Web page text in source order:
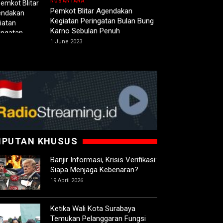
Pemkot Blitar Agendakan
Kegiatan Peringatan Bulan Bung
Karno Sebulan Penuh
1 June 2023
KHUSUS
Banjir Informasi, Krisis Verifikasi:
Siapa Menjaga Kebenaran?
19 April 2026
Ketika Wali Kota Surabaya
Temukan Pelanggaran Fungsi